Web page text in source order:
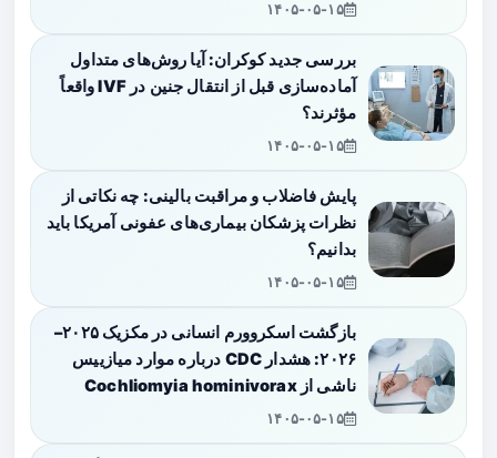
۱۴۰۵-۰۵-۱۵
بررسی جدید کوکران: آیا روش‌های متداول
آماده‌سازی قبل از انتقال جنین در IVF واقعاً
مؤثرند؟
۱۴۰۵-۰۵-۱۵
پایش فاضلاب و مراقبت بالینی: چه نکاتی از
نظرات پزشکان بیماری‌های عفونی آمریکا باید
بدانیم؟
۱۴۰۵-۰۵-۱۵
بازگشت اسکروورم انسانی در مکزیک ۲۰۲۵–
۲۰۲۶: هشدار CDC درباره موارد میازییس
ناشی از Cochliomyia hominivorax
۱۴۰۵-۰۵-۱۵